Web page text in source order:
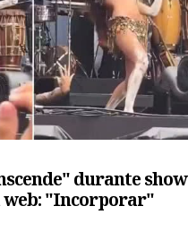
durante
web: "Incorporar"